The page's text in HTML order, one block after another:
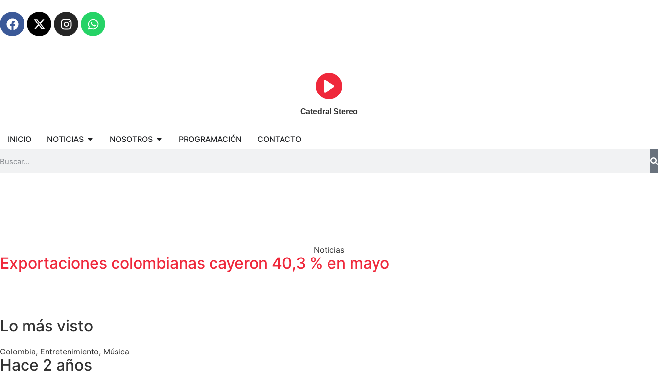
Catedral Stereo
INICIO NOTICIAS NOSOTROS PROGRAMACIÓN CONTACTO
Noticias
Exportaciones colombianas cayeron 40,3 % en mayo
Lo más visto
Colombia, Entretenimiento, Música
Hace 2 años